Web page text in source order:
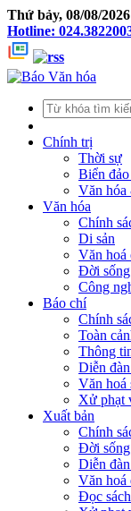
Thứ bảy, 08/08/
Hotline:
Chính trị
Thời sự
Biển
Văn hóa
Văn hóa
Chính
Di sản
Văn hoá
Đời sống
Công
Báo chí
Chính
Toàn
Thông
Diễn
Văn hoá
Xử phạt
Xuất bản
Chính
Đời sống
Diễn
Văn hoá
Đọc sách